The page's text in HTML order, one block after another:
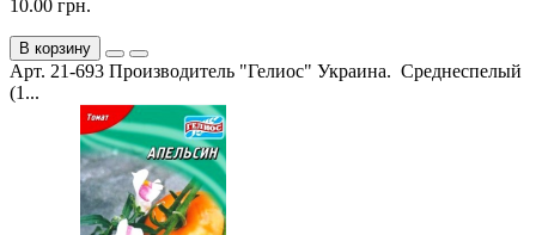
10.00 грн.
В корзину
Арт. 21-693 Производитель "Гелиос" Украина. Среднеспелый
(1...